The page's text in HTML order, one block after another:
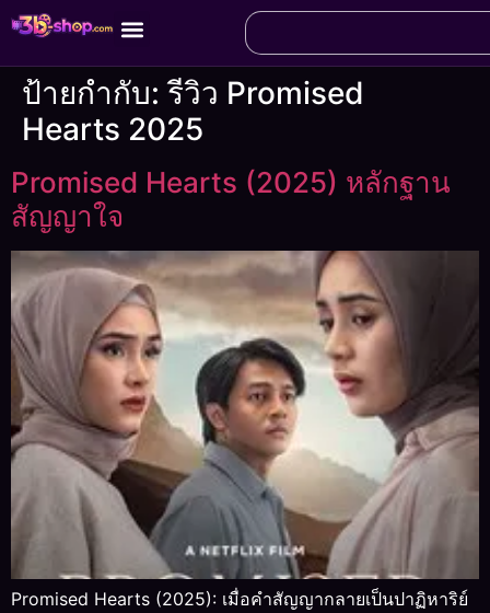
ป้ายกำกับ:รีวิว Promised
Hearts 2025
Promised Hearts (2025) หลักฐาน
สัญญาใจ
Promised Hearts (2025): เมื่อคำสัญญากลายเป็นปาฏิหาริย์